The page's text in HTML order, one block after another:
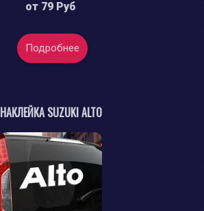
от 79 Руб
Подробнее
НАКЛЕЙКА SUZUKI ALTO